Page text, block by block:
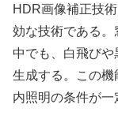
HDR画像補正技
効な技術である
中でも、白飛び
生成する。この
内照明の条件が一